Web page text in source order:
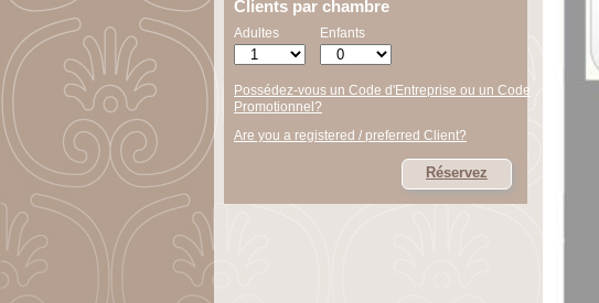
Clients par chambre
Adultes Enfants
Possédez-vous un Code d'Entreprise ou un Code
Promotionnel?
Are you a registered / preferred Client?
Réservez